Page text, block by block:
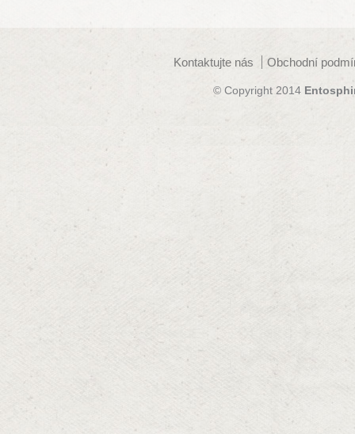
Kontaktujte nás Obchodní
© Copyright 2014